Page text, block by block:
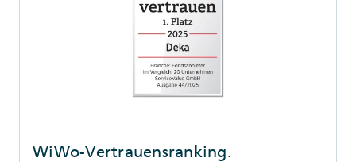
WiWo-Vertrauensranking.